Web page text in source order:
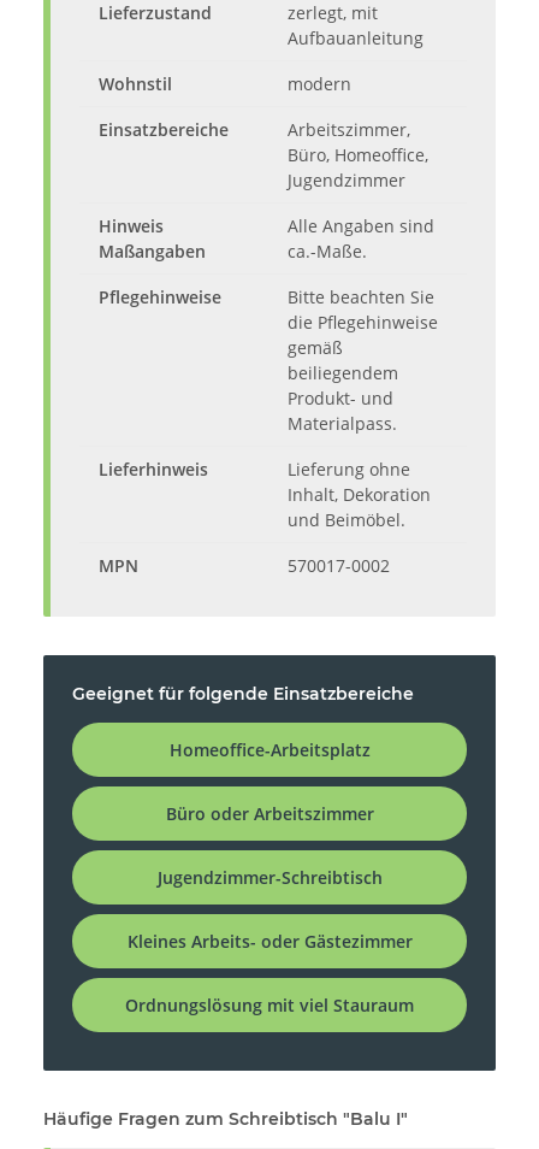
Lieferzustand
zerlegt, mit
Aufbauanleitung
Wohnstil
modern
Einsatzbereiche
Arbeitszimmer,
Büro, Homeoffice,
Jugendzimmer
Hinweis
Maßangaben
Alle Angaben sind
ca.-Maße.
Pflegehinweise
Bitte beachten Sie
die Pflegehinweise
gemäß
beiliegendem
Produkt- und
Materialpass.
Lieferhinweis
Lieferung ohne
Inhalt, Dekoration
und Beimöbel.
MPN
570017-0002
Geeignet für folgende Einsatzbereiche
Homeoffice-Arbeitsplatz
Büro oder Arbeitszimmer
Jugendzimmer-Schreibtisch
Kleines Arbeits- oder Gästezimmer
Ordnungslösung mit viel Stauraum
Häufige Fragen zum Schreibtisch "Balu I"